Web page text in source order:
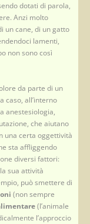
dotati di parola,
Anzi molto
un cane, di un gatto
lamenti,
non sono così
da parte di un
caso, all’interno
anestesiologia,
che aiutano
una certa oggettività
sta affliggendo
diversi fattori:
sua attività
può smettere di
(non sempre
(l’animale
l’approccio